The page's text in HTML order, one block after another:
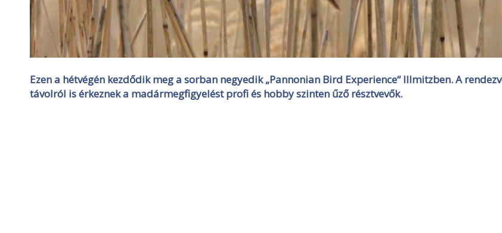
Ezen a hétvégén kezdődik meg a sorban negyedik „Pannonian Bird Experience“ Illmitzben. A
távolról is érkeznek a madármegfigyelést profi és hobby szinten űző résztvevők.